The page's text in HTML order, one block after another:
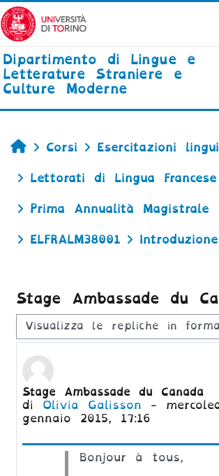
Vai al contenuto principale
Dipartimento di Lingue e
Letterature Straniere e
Culture Moderne
Home
Corsi Esercitazioni
Lettorati di Lingua Francese
Prima Annualità Magistrale
ELFRALM38001 Introduzione
Stage Ambassade du
Modalità visualizzazione
Stage Ambassade du Canada
di Olivia Galisson -
gennaio 2015, 17:16
Numero di risposte: 0
Bonjour à tous,